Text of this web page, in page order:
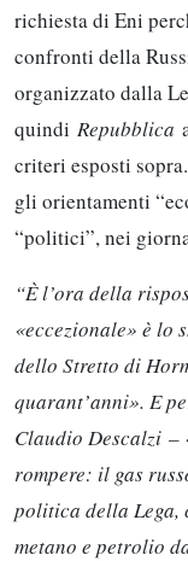
richiesta di Eni
confronti della
organizzato dalla
quindi Repubblica
criteri esposti
gli orientamenti
“politici”, nei
“È l’ora della
«eccezionale» è lo
dello Stretto di
quarant’anni». E
Claudio Descalzi –
rompere: il gas
politica della Lega,
metano e petrolio